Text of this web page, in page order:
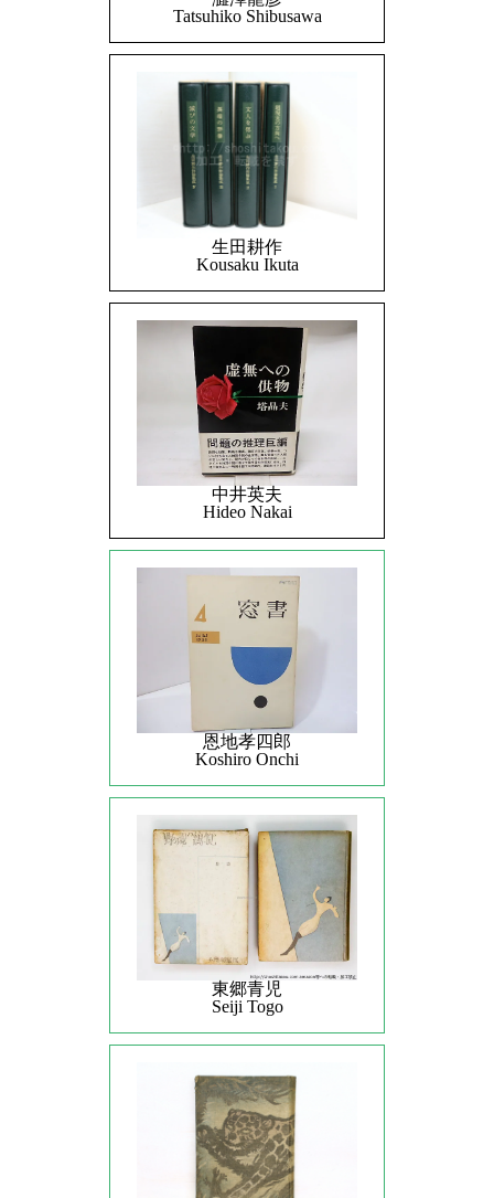
Tatsuhiko Shibusawa
生田耕作
Kousaku Ikuta
中井英夫
Hideo Nakai
恩地孝四郎
Koshiro Onchi
東郷青児
Seiji Togo